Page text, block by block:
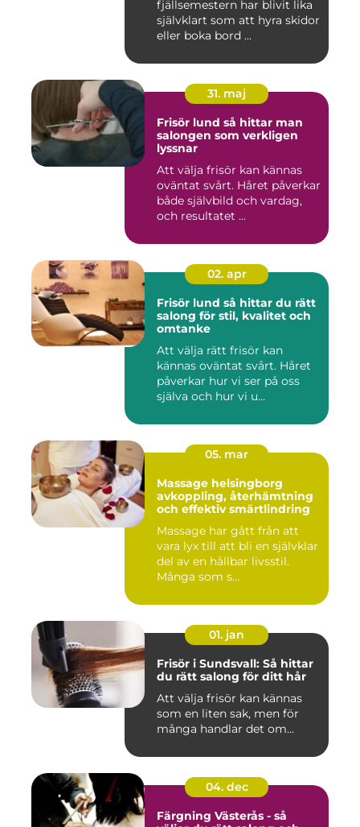
fjällsemestern har blivit lika
självklart som att hyra skidor
eller boka bord ...
31. maj
Frisör lund så hittar man
salongen som verkligen
lyssnar
Att välja frisör kan kännas
oväntat svårt. Håret påverkar
både självbild och vardag,
och resultatet ...
02. apr
Frisör lund så hittar du rätt
salong för stil, kvalitet och
omtanke
Att välja rätt frisör kan
kännas oväntat svårt. Håret
påverkar hur vi ser på oss
själva och hur vi u...
05. mar
Massage helsingborg
avkoppling, återhämtning
och effektiv smärtlindring
Massage har gått från att
vara lyx till att bli en självklar
del av en hållbar livsstil.
Många som s...
01. jan
Frisör i Sundsvall: Så hittar
du rätt salong för ditt hår
Att välja frisör kan kännas
som en liten sak, men för
många handlar det om...
04. dec
Färgning Västerås - så